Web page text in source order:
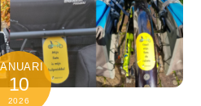
10
2026